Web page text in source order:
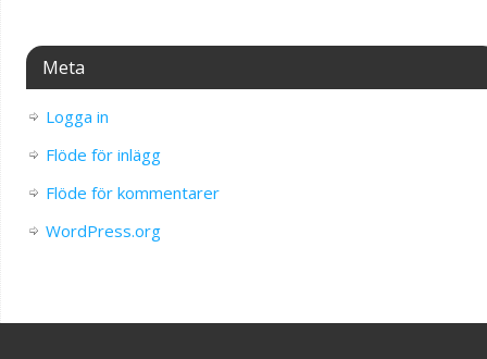
Meta
Logga in
Flöde för inlägg
Flöde för kommentarer
WordPress.org